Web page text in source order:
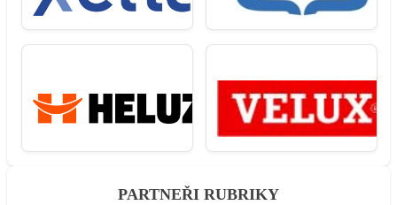
PARTNEŘI RUBRIKY